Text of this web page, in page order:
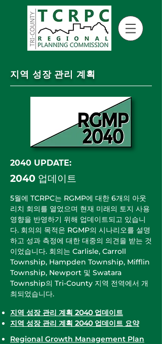
지역 성장 관리 계획
2040 UPDATE:
2040 업데이트
5월에 TCRPC는 RGMP에 대한 6개의 아웃
리치 회의를 열었으며 현재 미래의 토지 사용
영향을 반영하기 위해 업데이트되고 있습니
다. 회의의 목적은 RGMP의 시나리오를 설명
하고 성과 측정에 대한 대중의 의견을 받는 것
이었습니다. 회의는 Carlisle, Carroll
Township, Hampden Township, Mifflin
Township, Newport 및 Swatara
Township의 Tri-County 지역 전역에서 개
최되었습니다.
지역 성장 관리 계획 2040 업데이트
지역 성장 관리 계획 2040 업데이트 요약
Regional Growth Management Plan